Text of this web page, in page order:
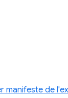
manifeste de